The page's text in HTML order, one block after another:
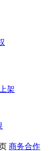
架
商务合作